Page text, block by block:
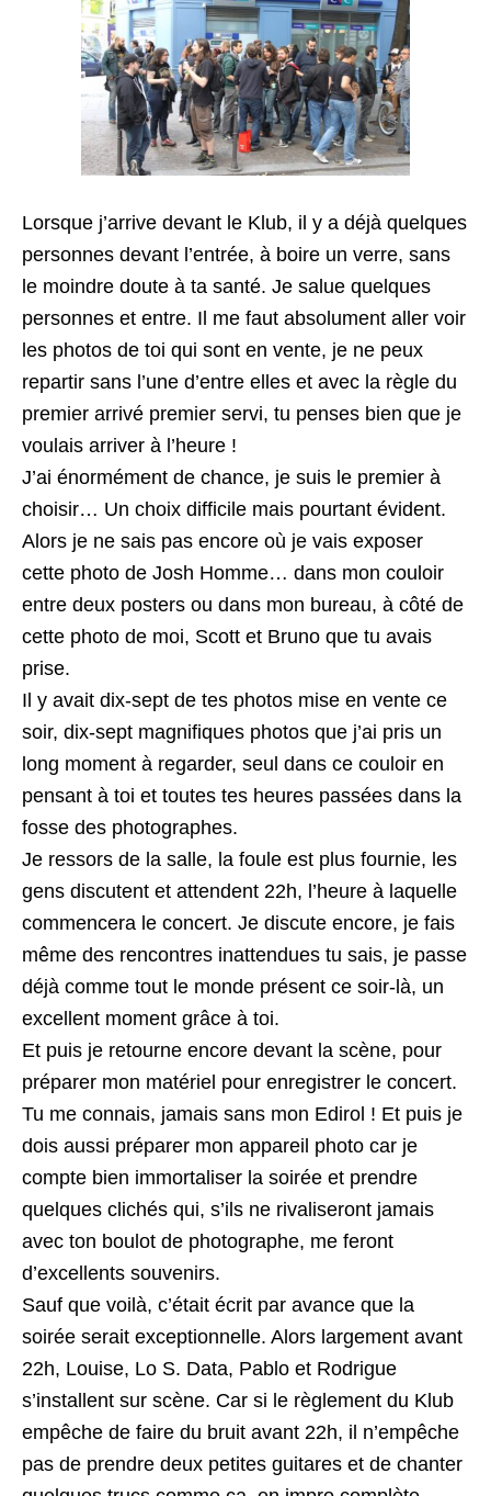
Lorsque j’arrive devant le Klub, il y a déjà quelques
personnes devant l’entrée, à boire un verre, sans
le moindre doute à ta santé. Je salue quelques
personnes et entre. Il me faut absolument aller voir
les photos de toi qui sont en vente, je ne peux
repartir sans l’une d’entre elles et avec la règle du
premier arrivé premier servi, tu penses bien que je
voulais arriver à l’heure !
J’ai énormément de chance, je suis le premier à
choisir… Un choix difficile mais pourtant évident.
Alors je ne sais pas encore où je vais exposer
cette photo de Josh Homme… dans mon couloir
entre deux posters ou dans mon bureau, à côté de
cette photo de moi, Scott et Bruno que tu avais
prise.
Il y avait dix-sept de tes photos mise en vente ce
soir, dix-sept magnifiques photos que j’ai pris un
long moment à regarder, seul dans ce couloir en
pensant à toi et toutes tes heures passées dans la
fosse des photographes.
Je ressors de la salle, la foule est plus fournie, les
gens discutent et attendent 22h, l’heure à laquelle
commencera le concert. Je discute encore, je fais
même des rencontres inattendues tu sais, je passe
déjà comme tout le monde présent ce soir-là, un
excellent moment grâce à toi.
Et puis je retourne encore devant la scène, pour
préparer mon matériel pour enregistrer le concert.
Tu me connais, jamais sans mon Edirol ! Et puis je
dois aussi préparer mon appareil photo car je
compte bien immortaliser la soirée et prendre
quelques clichés qui, s’ils ne rivaliseront jamais
avec ton boulot de photographe, me feront
d’excellents souvenirs.
Sauf que voilà, c’était écrit par avance que la
soirée serait exceptionnelle. Alors largement avant
22h, Louise, Lo S. Data, Pablo et Rodrigue
s’installent sur scène. Car si le règlement du Klub
empêche de faire du bruit avant 22h, il n’empêche
pas de prendre deux petites guitares et de chanter